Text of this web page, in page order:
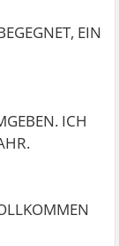
EIN
ICH